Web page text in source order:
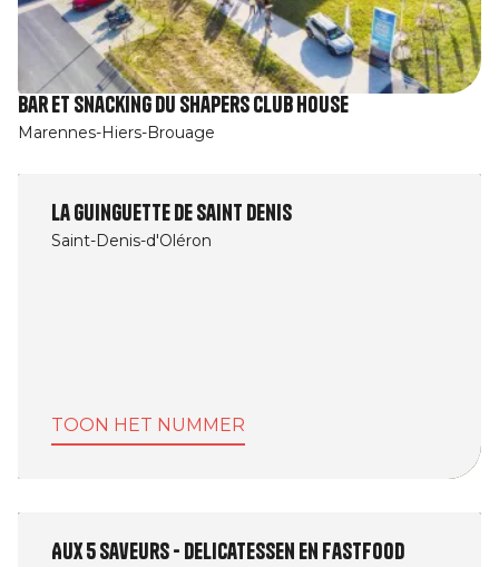
Bar et snacking du Shapers Club House
Marennes-Hiers-Brouage
la Guinguette de Saint Denis
Saint-Denis-d'Oléron
TOON HET NUMMER
Aux 5 saveurs - Delicatessen en fastfood